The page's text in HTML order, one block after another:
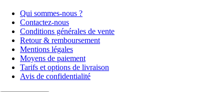
Qui sommes-nous ?
Contactez-nous
Conditions générales de vente
Retour & remboursement
Mentions légales
Moyens de paiement
Tarifs et options de livraison
Avis de confidentialité